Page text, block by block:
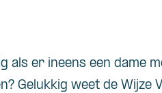
als er ineens een dame
Gelukkig weet de Wijze